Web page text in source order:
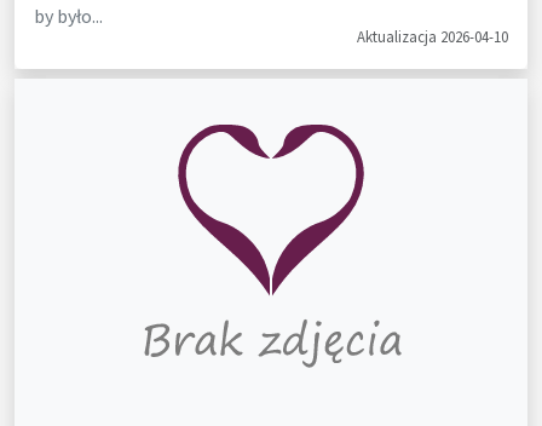
by było...
Aktualizacja 2026-04-10